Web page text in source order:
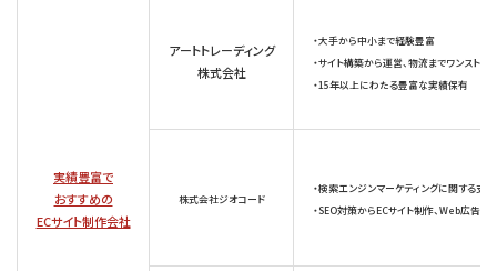
実績豊富で
おすすめの
ECサイト制作会社
アートトレーディング
株式会社
・大手から中小まで経験豊富
・サイト構築から運営、物流までワンストッ
・15年以上にわたる豊富な実績保有
株式会社ジオコード
・検索エンジンマーケティングに関する支
・SEO対策からECサイト制作、Web広告運